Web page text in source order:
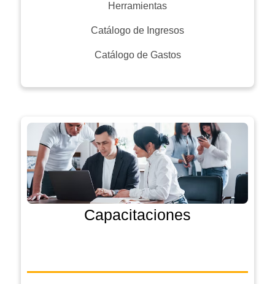
Herramientas
Catálogo de Ingresos
Catálogo de Gastos
Capacitaciones